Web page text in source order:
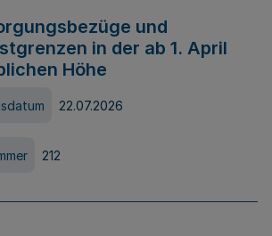
und
in der ab 1. April
Höhe
22.07.2026
212